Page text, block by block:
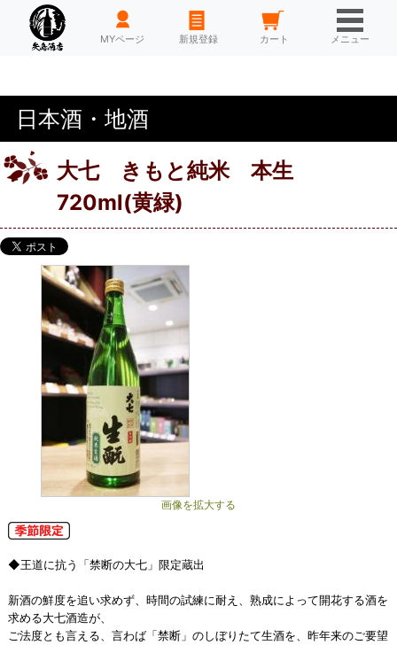
HOME MYページ 新規登録 カート メニュー
日本酒・地酒
大七 きもと純米 本生
720ml(黄緑)
画像を拡大する
◆王道に抗う「禁断の大七」限定蔵出
新酒の鮮度を追い求めず、時間の試練に耐え、熟成によって開花する酒を
求める大七酒造が、
ご法度とも言える、言わば「禁断」のしぼりたて生酒を、昨年来のご要望